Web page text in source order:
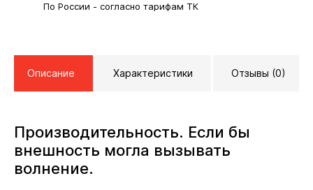
По России - согласно тарифам ТК
Описание Характеристики Отзывы (0)
Производительность. Если бы
внешность могла вызывать
волнение.